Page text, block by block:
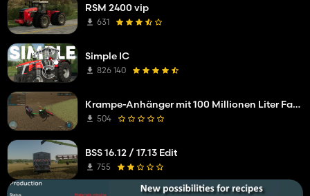
RSM 2400 vip
631
Simple IC
826 140
Krampe-Anhänger mit 100 Millionen Liter Fassungsvermögen
504
BSS 16.12 / 17.13 Edit
755